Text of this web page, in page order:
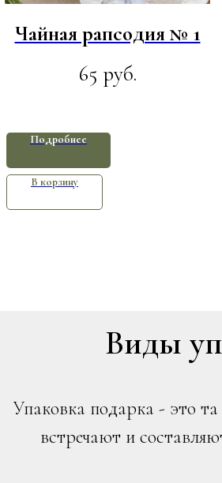
Чайная рапсодия № 1
65 руб.
Подробнее
В корзину
Виды
Упаковка подарка - это
встречают и